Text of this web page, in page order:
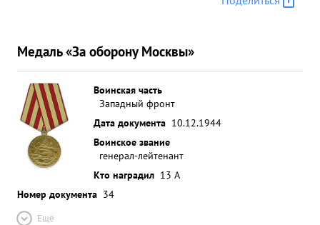
Медаль «За оборону Москвы»
Воинская часть
Западный фронт
Дата документа 10.12.1944
Воинское звание
генерал-лейтенант
Кто наградил 13 А
Номер документа 34
Ещё